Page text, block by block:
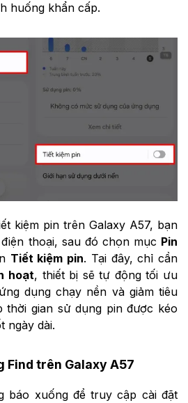
huống khẩn cấp.
kiệm pin trên Galaxy A57, bạn
thoại, sau đó chọn mục Pin
Tiết kiệm pin. Tại đây, chỉ cần
hoạt, thiết bị sẽ tự động tối ưu
dụng chạy nền và giảm tiêu
thời gian sử dụng pin được kéo
ngày dài.
Find trên Galaxy A57
báo xuống để truy cập cài đặt